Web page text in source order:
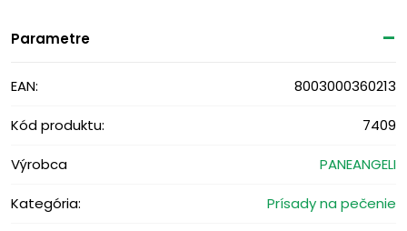
Parametre
EAN: 8003000360213
Kód produktu: 7409
Výrobca PANEANGELI
Kategória: Prísady na pečenie